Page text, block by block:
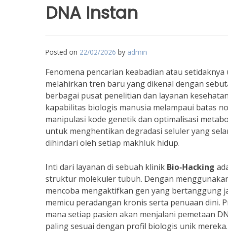
DNA Instan
Posted on 22/02/2026 by admin
Fenomena pencarian keabadian atau
melahirkan tren baru yang dikenal dengan
berbagai pusat penelitian dan layanan
kapabilitas biologis manusia melampaui batas
manipulasi kode genetik dan optimalisasi
untuk menghentikan degradasi seluler yang
dihindari oleh setiap makhluk hidup.
Inti dari layanan di sebuah klinik Bio-Hacking
struktur molekuler tubuh. Dengan
mencoba mengaktifkan gen yang bertanggung
memicu peradangan kronis serta penuaan dini.
mana setiap pasien akan menjalani pemetaan
paling sesuai dengan profil biologis unik